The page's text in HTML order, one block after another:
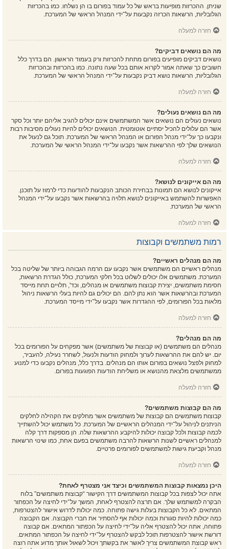
שניתן. ההכרזות מופיעות בראש של כל עמוד בפורום בו הן נשלחו. כמו בהכרזות
הגלובליות, הרשאות הכרזה נקבעות על־ידי המנהל הראשי של המערכת.
חזרה למעלה
מה הם נושאים דביקים?
נושאים דביקים מופיעים בפורום מתחת להכרזות ורק בעמוד הראשון. הם בדרך כלל
חשובים כך שאתה אמור לקרוא אותם בכל שעה נתונה. כמו בהכרזות ובהכרזות
הגלובליות, הרשאות נושא דביק נקבעות על־ידי המנהל הראשי של המערכת.
חזרה למעלה
מה הם נושאים נעולים?
נושאים נעולים הם נושאים אשר המשתמשים אינם יכולים להגיב אליהם יותר וכל סקר
אשר הם עלולים להכיל יסתיים אוטומטית. הנושאים יכולים להיות נעולים מסיבות רבות
ונקבעו כך על־ידי מנהל הפורום או המנהל הראשי של המערכת. תוכל גם לנעול את
הנושאים שלך לפי ההרשאות אשר נקבעו על־ידי המנהל הראשי של המערכת.
חזרה למעלה
מה הם אייקונים לנושא?
אייקונים לנושא הם תמונות בבחירת הכותב הנקבעות להודעות כדי לרמוז על תוכנן.
האפשרות להשתמש באייקונים לנושא תלויה בהרשאות אשר נקבעו על־ידי המנהל
הראשי של המערכת.
חזרה למעלה
רמות משתמשים וקבוצות
מה הם מנהלים ראשיים?
מנהלים ראשיים הם משתמשים אשר נקבעו עם הרמה הגבוהה ביותר של שליטה בכל
המערכת. משתמשים אלו יכולים לשלוט בכל חלקי המערכת, כולל הגדרת הרשאות,
חסימת משתמשים, יצירת קבוצות משתמשים או מנהלים, וכד', תלויים תחת מייסד
המערכת ובהרשאות אשר הוא נתן להם. הם יכולים גם להיות בעלי הרשאות ניהול
מלאות בכל הפורומים, לפי ההגדרות אשר נקבעו על־ידי מייסד המערכת.
חזרה למעלה
מה הם מנהלים?
מנהלים הם משתמשים (או קבוצות של משתמשים) אשר מפקחים על הפורומים בכל
יום. יש להם את ההרשאות לערוך ולמחוק הודעות ולנעול, לשחרר נעילה, להעביר,
למחוק ולפצל נושאים בפורום אותו הם מנהלים. בדרך כלל, מנהלים נקבעו כדי למנוע
ממשתמשים מלצאת מהנושא או משליחת הודעות הפוגעות בפורום.
חזרה למעלה
מה הם קבוצות משתמשים?
קבוצות משתמשים הם קבוצות של משתמשים אשר מחלקים את הקהילה לחלקים
הניתנים לניהול על־ידי המנהלים הראשיים של המערכת. כל משתמש יכול להשתייך
לכמה קבוצות ולכל קבוצה יכולות להיקבע ההרשאות שלה. הן מספקות דרך קלה
למנהלים ראשיים לשנות הרשאות להרבה משתמשים בפעם אחת, כמו שינוי הרשאות
מנהל וקביעת גישות למשתמשים לפורומים פרטיים.
חזרה למעלה
היכן נמצאות קבוצות המשתמשים וכיצד אני מצטרף לאחת?
אתה יכול לצפות בכל קבוצות המשתמשים דרך הקישור “קבוצות משתמשים” בלוח
הבקרה למשתמש שלך. אם תרצה להצטרף לאחת, המשך על־ידי לחיצה על הכפתור
המתאים. לא כל הקבוצות בעלות גישה פתוחה. כמה יכולות לדרוש אישור להצטרפות,
כמה יכולות להיות סגורות וכמה יכולות אף להסתיר את חברי הקבוצה. אם הקבוצה
פתוחה, אתה יכול להצטרף אליה על־ידי לחיצה על הכפתור המתאים. אם קבוצה
דורשת אישור להצטרפות תוכל לבקש להצטרף על־ידי לחיצה על הכפתור המתאים.
ראש קבוצת המשתמשים צריך לאשר את בקשתך ויכול לשאול אותך מדוע אתה רוצה